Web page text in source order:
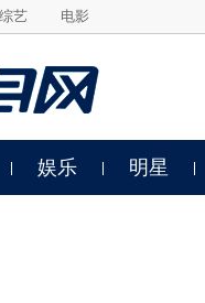
综艺 电影
娱乐 明星